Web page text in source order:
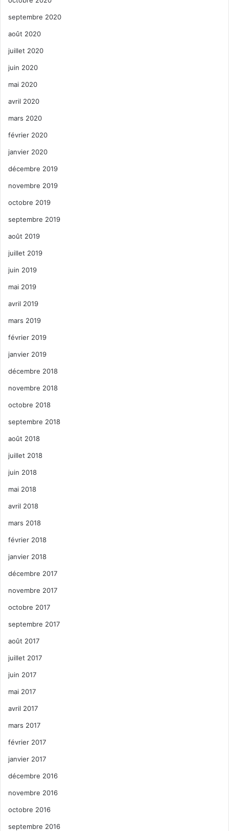
septembre 2020
août 2020
juillet 2020
juin 2020
mai 2020
avril 2020
mars 2020
février 2020
janvier 2020
décembre 2019
novembre 2019
octobre 2019
septembre 2019
août 2019
juillet 2019
juin 2019
mai 2019
avril 2019
mars 2019
février 2019
janvier 2019
décembre 2018
novembre 2018
octobre 2018
septembre 2018
août 2018
juillet 2018
juin 2018
mai 2018
avril 2018
mars 2018
février 2018
janvier 2018
décembre 2017
novembre 2017
octobre 2017
septembre 2017
août 2017
juillet 2017
juin 2017
mai 2017
avril 2017
mars 2017
février 2017
janvier 2017
décembre 2016
novembre 2016
octobre 2016
septembre 2016